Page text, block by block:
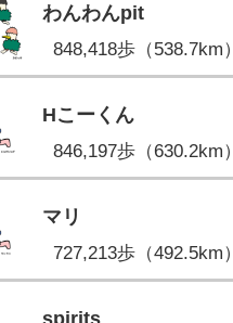
わんわんpit
848,418歩（538.7km）
Hこーくん
846,197歩（630.2km）
マリ
727,213歩（492.5km）
spirits